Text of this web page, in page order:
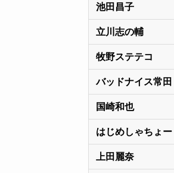
池田昌子
立川志の輔
牧野ステテコ
バッドナイス常田
国崎和也
はじめしゃちょー
上田麗奈